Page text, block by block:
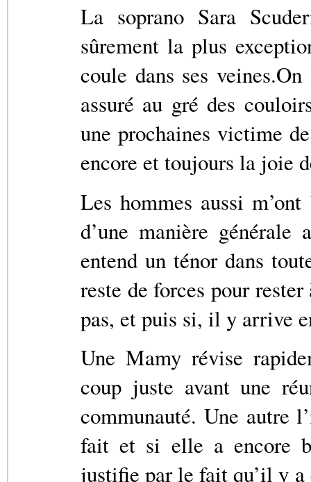
La soprano Sara
sûrement la plus
coule dans ses
assuré au gré des
une prochaines victime
encore et toujours la joie
Les hommes aussi
d’une manière
entend un ténor dans
reste de forces pour
pas, et puis si, il y arrive
Une Mamy révise
coup juste avant une
communauté. Une autre
fait et si elle a encore
justifie par le fait qu’il y a